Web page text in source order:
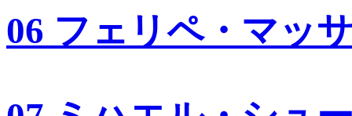
06 フェリペ・マッ